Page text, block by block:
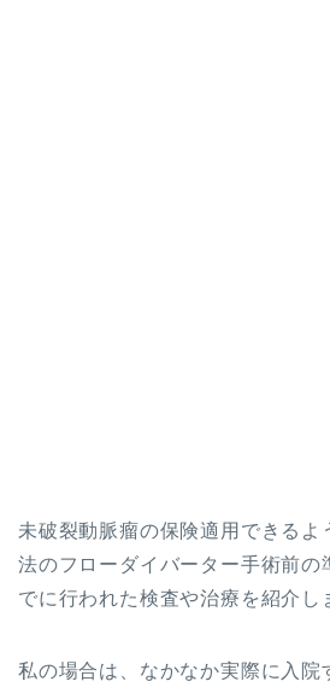
未破裂動脈瘤の保険適用できるよ
法のフローダイバーター手術前の
でに行われた検査や治療を紹介し
私の場合は、なかなか実際に入院